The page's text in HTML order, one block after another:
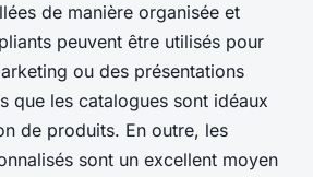
de manière organisée et
peuvent être utilisés pour
ou des présentations
que les catalogues sont idéaux
de produits. En outre, les
sont un excellent moyen